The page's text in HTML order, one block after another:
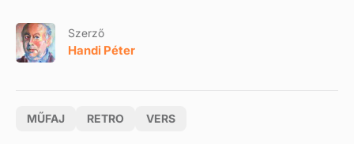
Szerző
Handi Péter
MŰFAJ RETRO VERS